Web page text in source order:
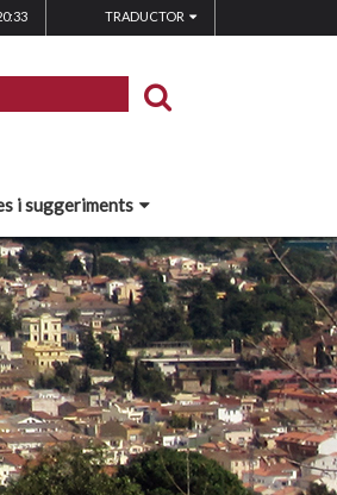
TRADUCTOR
i suggeriments